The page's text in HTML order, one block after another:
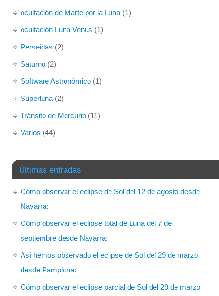
ocultación de Marte por la Luna(1)
ocultación Luna Venus (1)
Perseidas (2)
Saturno(2)
Software Astronómico(1)
Superluna(2)
Tránsito de Mercurio(11)
Varios (44)
Últimas entradas
Cómo observar el eclipse de Sol del 12 de agosto desde
Navarra:
Cómo observar el eclipse total de Luna del 7 de
septiembre desde Navarra:
Así hemos observado el eclipse de Sol del 29 de marzo
desde Pamplona:
Cómo observar el eclipse parcial de Sol del 29 de marzo